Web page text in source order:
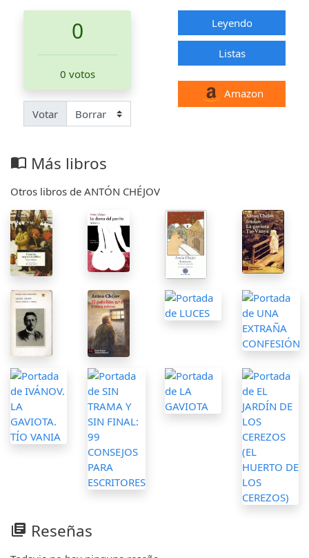
0
0 votos
Votar
Leyendo
Listas
Amazon
import_contacts Más libros
Otros libros de ANTÓN CHÉJOV
library_books Reseñas